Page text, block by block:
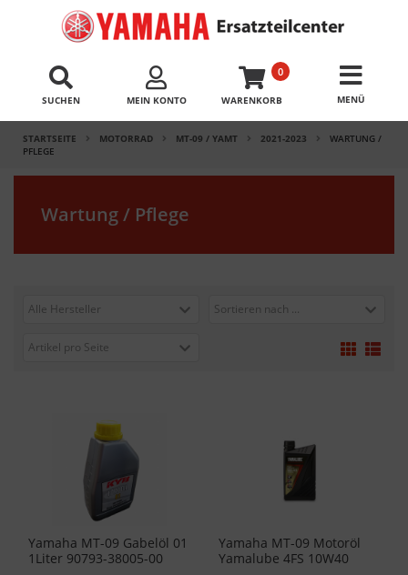
SUCHEN MEIN KONTO
0
WARENKORB
STARTSEITE MOTORRAD MT-09 / YAMT 2021-2023
WARTUNG /
PFLEGE
Wartung / Pflege
Alle Hersteller Sortieren nach ...
Artikel pro Seite
Yamaha MT-09 Gabelöl 01
1Liter 90793-38005-00
Yamaha MT-09 Motoröl
Yamalube 4FS 10W40